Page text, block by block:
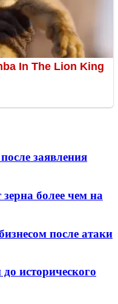
заявления
более чем на
после атаки
исторического